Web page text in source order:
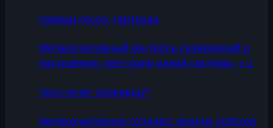
Герман Гессе: Гертруда
Метакогнитивный контроль сновидений и
настроения: две грани одной системы, ч.1
Чего хочет сновидец?
Метакогнитивное топливо: анализ успехов